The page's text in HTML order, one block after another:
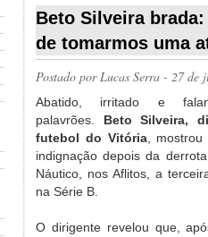
Beto Silveira
de tomarmos uma
Postado porLucas Serra - 27 de
Abatido, irritado e
palavrões. Beto Silveira,
futebol do Vitória, mostrou
indignação depois da
Náutico, nos Aflitos, a
na Série B.
O dirigente revelou que,